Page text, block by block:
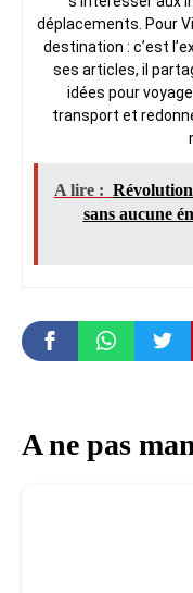
déplacements. Pour
destination : c’est
ses articles, il
idées pour
transport et
A lire :
sans aucune
A ne pas